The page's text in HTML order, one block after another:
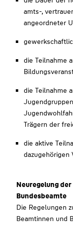
amts-,
angeordneter
die Teilnahme
die Teilnahme
Trägern der
die aktive
dazugehörigen
Neuregelung
Bundesbeamte
Die Regelungen
Beamtinnen und